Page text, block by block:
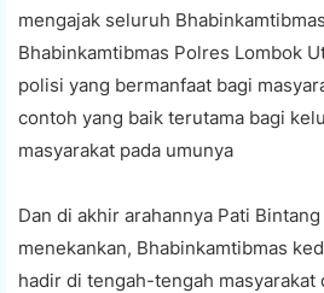
mengajak seluruh
Bhabinkamtibmas Polres Lombok
polisi yang bermanfaat bagi
contoh yang baik terutama bagi
masyarakat pada umunya
Dan di akhir arahannya Pati
menekankan, Bhabinkamtibmas
hadir di tengah-tengah masyarakat